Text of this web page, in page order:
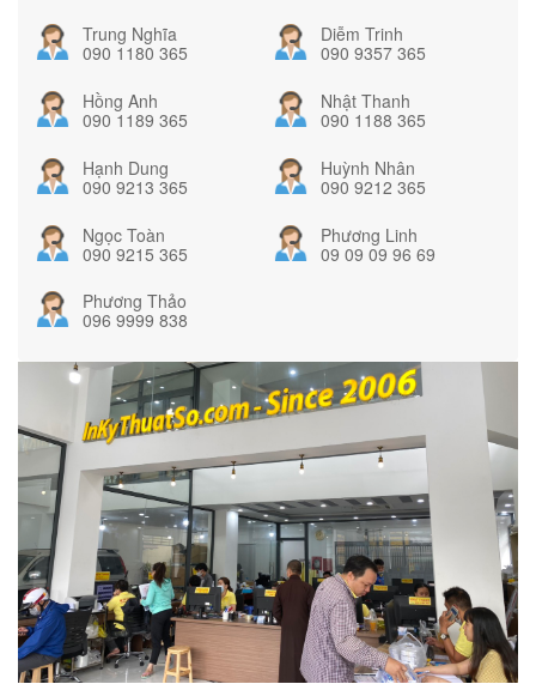
Trung Nghĩa
090 1180 365
Diễm Trinh
090 9357 365
Hồng Anh
090 1189 365
Nhật Thanh
090 1188 365
Hạnh Dung
090 9213 365
Huỳnh Nhân
090 9212 365
Ngọc Toàn
090 9215 365
Phương Linh
09 09 09 96 69
Phương Thảo
096 9999 838